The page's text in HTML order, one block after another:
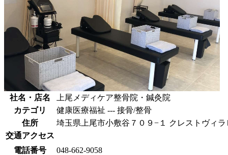
社名・店名
上尾メディケア整骨院・鍼灸院
カテゴリ
健康医療福祉 --- 接骨/整骨
住所
埼玉県上尾市小敷谷７０９−１ クレストヴィラ
交通アクセス
電話番号
048-662-9058